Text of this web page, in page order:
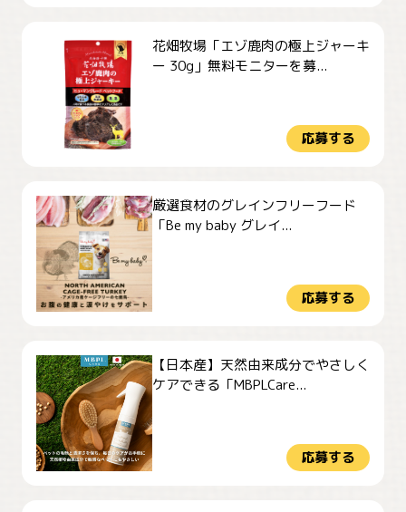
花畑牧場「エゾ鹿肉の極上ジャーキ
ー 30g」無料モニターを募...
応募する
厳選食材のグレインフリーフード
「Be my baby グレイ...
応募する
【日本産】天然由来成分でやさしく
ケアできる「MBPLCare...
応募する